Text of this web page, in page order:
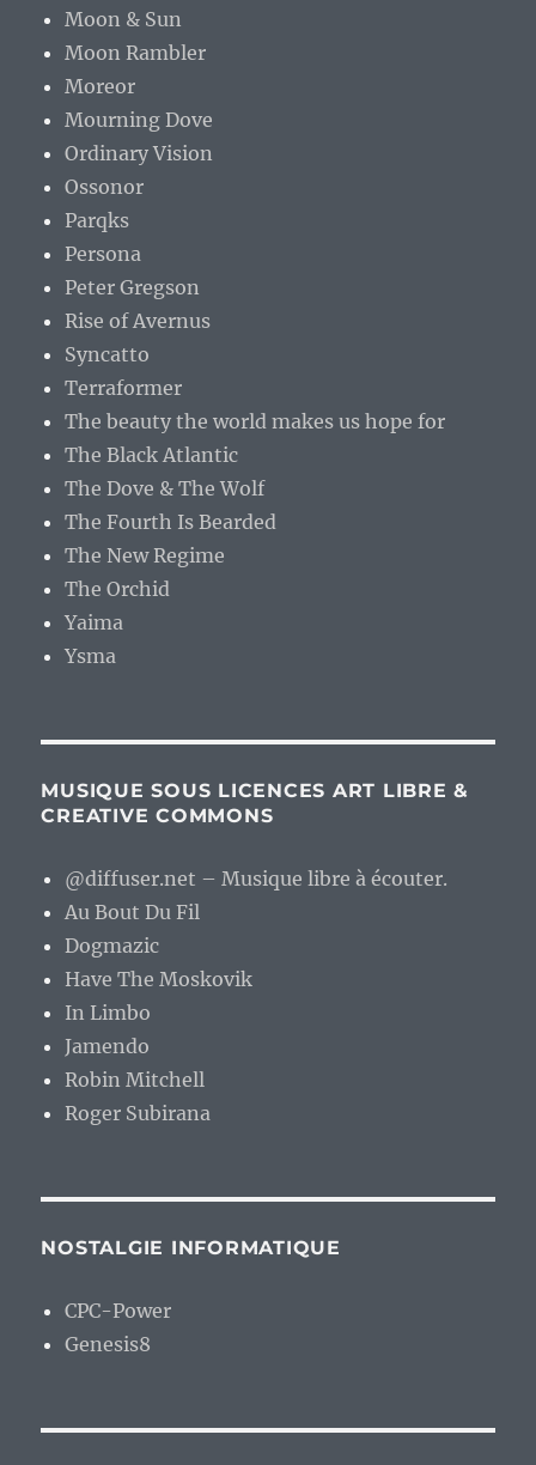
Moon & Sun
Moon Rambler
Moreor
Mourning Dove
Ordinary Vision
Ossonor
Parqks
Persona
Peter Gregson
Rise of Avernus
Syncatto
Terraformer
The beauty the world makes us hope for
The Black Atlantic
The Dove & The Wolf
The Fourth Is Bearded
The New Regime
The Orchid
Yaima
Ysma
MUSIQUE SOUS LICENCES ART LIBRE &
CREATIVE COMMONS
@diffuser.net – Musique libre à écouter.
Au Bout Du Fil
Dogmazic
Have The Moskovik
In Limbo
Jamendo
Robin Mitchell
Roger Subirana
NOSTALGIE INFORMATIQUE
CPC-Power
Genesis8